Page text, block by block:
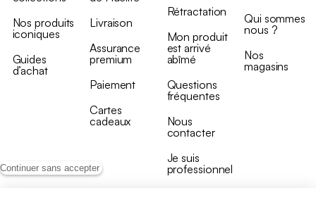
Continuer sans accepter
Nos produits
iconiques
Guides
d’achat
Livraison
Assurance
premium
Paiement
Cartes
cadeaux
Rétractation
Mon produit
est arrivé
abîmé
Questions
fréquentes
Nous
contacter
Je suis
professionnel
Qui sommes
nous ?
Nos
magasins